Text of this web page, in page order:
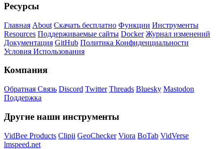
Ресурсы
Главная About Скачать бесплатно Функции Инструменты
Resources Поддерживаемые сайты Docker Журнал изменений
Документация GitHub Политика Конфиденциальности
Условия Использования
Компания
Обратная Связь Discord Twitter Threads Bluesky Mastodon
Поддержка
Другие наши инструменты
VidBee Products Clipii GeoChecker Viora BoTab VidVerse
lmspeed.net